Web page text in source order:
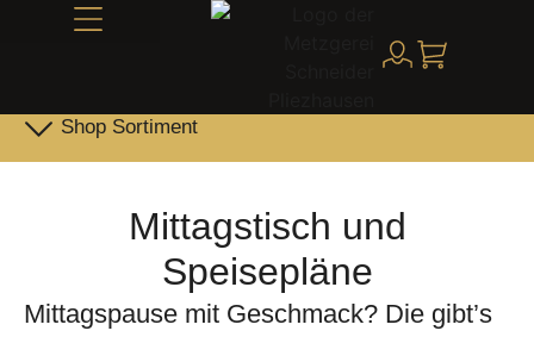
Shop Sortiment
Mittagstisch und
Speisepläne
Mittagspause mit Geschmack? Die gibt’s